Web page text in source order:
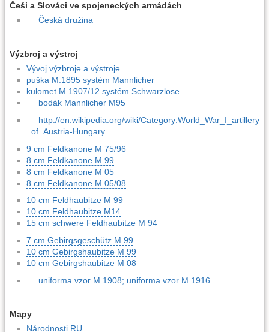
Češi a Slováci ve spojeneckých armádách
Česká družina
Výzbroj a výstroj
Vývoj výzbroje a výstroje
puška M.1895 systém Mannlicher
kulomet M.1907/12 systém Schwarzlose
bodák Mannlicher M95
http://en.wikipedia.org/wiki/Category:World_War_I_artillery
_of_Austria-Hungary
9 cm Feldkanone M 75/96
8 cm Feldkanone M 99
8 cm Feldkanone M 05
8 cm Feldkanone M 05/08
10 cm Feldhaubitze M 99
10 cm Feldhaubitze M14
15 cm schwere Feldhaubitze M 94
7 cm Gebirgsgeschütz M 99
10 cm Gebirgshaubitze M 99
10 cm Gebirgshaubitze M 08
uniforma vzor M.1908; uniforma vzor M.1916
Mapy
Národnosti RU